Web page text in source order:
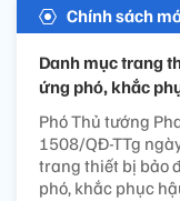
Chính sách
Danh mục trang
ứng phó, khắc
Phó Thủ tướng
1508/QĐ-TTg
trang thiết bị bảo
phó, khắc phục